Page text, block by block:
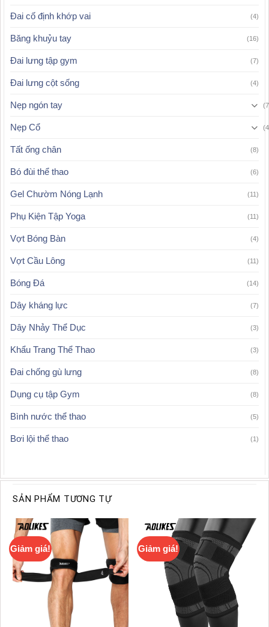
Đai cố định khớp vai (4)
Băng khuỷu tay (16)
Đai lưng tập gym (7)
Đai lưng cột sống (4)
Nẹp ngón tay
Nẹp Cổ
Tất ống chân (8)
Bó đùi thể thao (6)
Gel Chườm Nóng Lạnh (11)
Phụ Kiện Tập Yoga (11)
Vợt Bóng Bàn (4)
Vợt Cầu Lông (11)
Bóng Đá (14)
Dây kháng lực (7)
Dây Nhảy Thể Dục (3)
Khẩu Trang Thể Thao (3)
Đai chống gù lưng (8)
Dụng cụ tập Gym (8)
Bình nước thể thao (5)
Bơi lội thể thao (1)
SẢN PHẨM TƯƠNG TỰ
Giảm giá! Giảm giá!